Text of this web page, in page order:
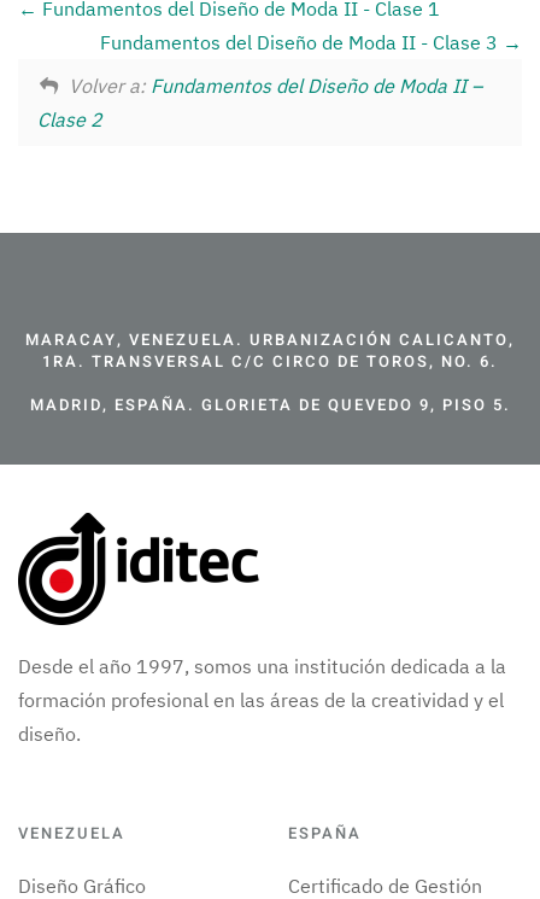
Fundamentos del Diseño de Moda II - Clase 1
Fundamentos del Diseño de Moda II - Clase 3
Volver a: Fundamentos del Diseño de Moda II –
Clase 2
MARACAY, VENEZUELA. URBANIZACIÓN CALICANTO,
1RA. TRANSVERSAL C/C CIRCO DE TOROS, NO. 6.
MADRID, ESPAÑA. GLORIETA DE QUEVEDO 9, PISO 5.
Desde el año 1997, somos una institución dedicada a la
formación profesional en las áreas de la creatividad y el
diseño.
VENEZUELA
Diseño Gráfico
ESPAÑA
Certificado de Gestión